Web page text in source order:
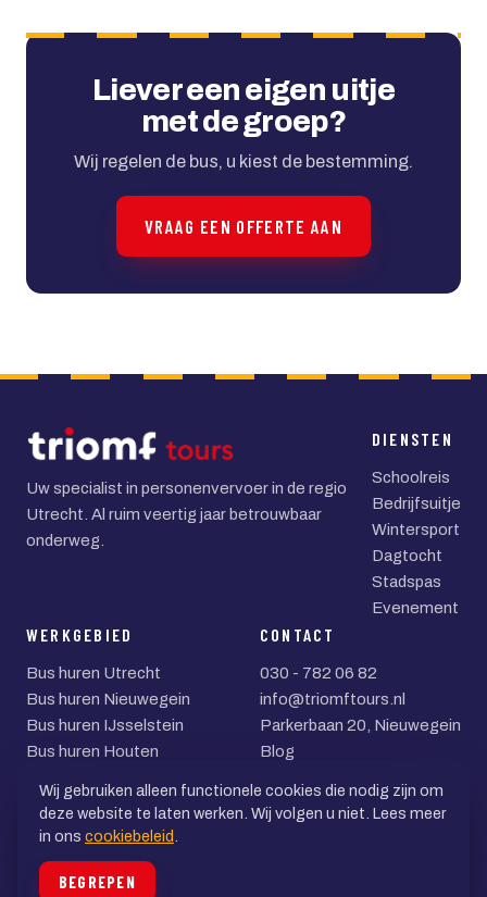
Liever een eigen uitje
met de groep?
Wij regelen de bus, u kiest de bestemming.
VRAAG EEN OFFERTE AAN
Uw specialist in personenvervoer in de regio
Utrecht. Al ruim veertig jaar betrouwbaar
onderweg.
DIENSTEN
Schoolreis
Bedrijfsuitje
Wintersport
Dagtocht
Stadspas
Evenement
WERKGEBIED
Bus huren Utrecht
Bus huren Nieuwegein
Bus huren IJsselstein
Bus huren Houten
Bus huren Woerden
CONTACT
030 - 782 06 82
info@triomftours.nl
Parkerbaan 20, Nieuwegein
Blog
© 2026 Triomf Tours BV
Wij gebruiken alleen functionele cookies die nodig zijn om
deze website te laten werken. Wij volgen u niet. Lees meer
in ons cookiebeleid
BEGREPEN